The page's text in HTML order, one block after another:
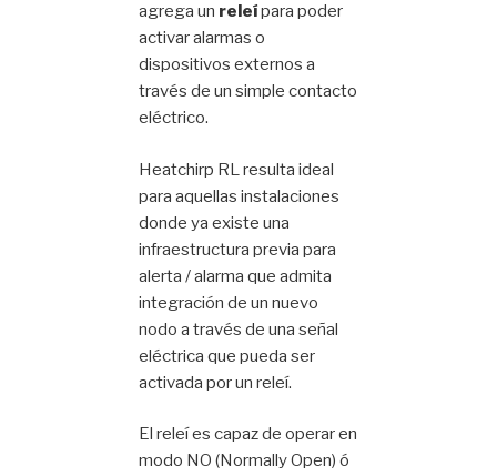
agrega un releípara poder
activar alarmas o
dispositivos externos a
través de un simple contacto
eléctrico.
Heatchirp RL resulta ideal
para aquellas instalaciones
donde ya existe una
infraestructura previa para
alerta / alarma que admita
integración de un nuevo
nodo a través de una señal
eléctrica que pueda ser
activada por un releí.
El releí es capaz de operar en
modo NO (Normally Open) ó